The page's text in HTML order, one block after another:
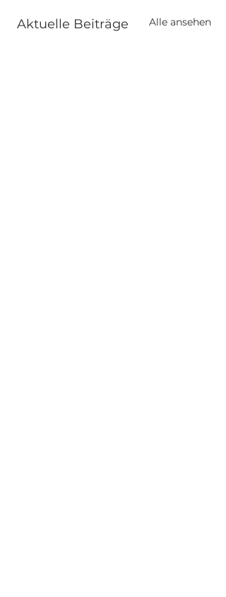
Aktuelle Beiträge Alle ansehen